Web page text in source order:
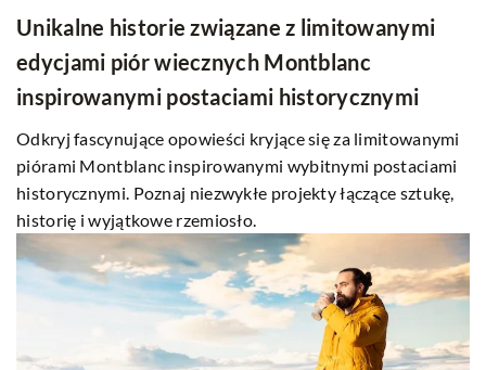
Unikalne historie związane z limitowanymi
edycjami piór wiecznych Montblanc
inspirowanymi postaciami historycznymi
Odkryj fascynujące opowieści kryjące się za limitowanymi
piórami Montblanc inspirowanymi wybitnymi postaciami
historycznymi. Poznaj niezwykłe projekty łączące sztukę,
historię i wyjątkowe rzemiosło.